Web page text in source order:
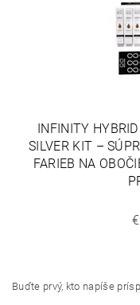
INFINITY
SILVER KIT –
FARIEB NA
Buďte prvý, kto napíše